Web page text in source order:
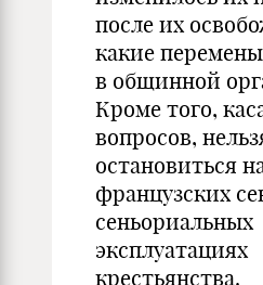
после их
какие
в общинной
Кроме того,
вопросов,
остановиться
французских
сеньориальных
эксплуатациях
крестьянства.